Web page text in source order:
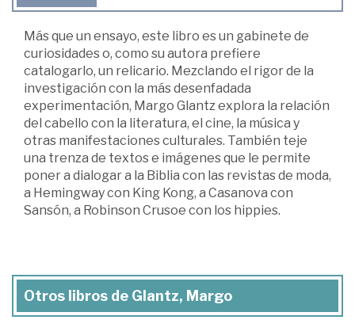
Más que un ensayo, este libro es un gabinete de
curiosidades o, como su autora prefiere
catalogarlo, un relicario. Mezclando el rigor de la
investigación con la más desenfadada
experimentación, Margo Glantz explora la relación
del cabello con la literatura, el cine, la música y
otras manifestaciones culturales. También teje
una trenza de textos e imágenes que le permite
poner a dialogar a la Biblia con las revistas de moda,
a Hemingway con King Kong, a Casanova con
Sansón, a Robinson Crusoe con los hippies.
Otros libros de Glantz, Margo